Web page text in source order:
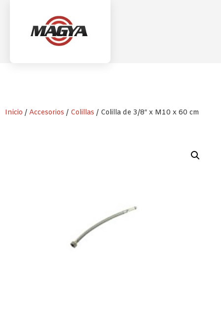
Inicio / Accesorios / Colillas / Colilla de 3/8″ x M10 x 60 cm